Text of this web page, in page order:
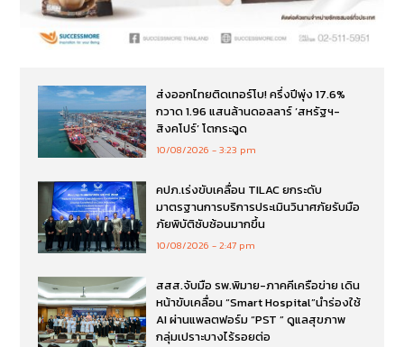
ส่งออกไทยติดเทอร์โบ! ครึ่งปีพุ่ง 17.6%
กวาด 1.96 แสนล้านดอลลาร์ ‘สหรัฐฯ-
สิงคโปร์’ โตกระฉูด
10/08/2026 3:23 pm
คปภ.เร่งขับเคลื่อน TILAC ยกระดับ
มาตรฐานการบริการประเมินวินาศภัยรับมือ
ภัยพิบัติซับซ้อนมากขึ้น
10/08/2026 2:47 pm
สสส.จับมือ รพ.พิมาย-ภาคคีเครือข่าย เดิน
หน้าขับเคลื่อน “Smart Hospital”นำร่องใช้
AI ผ่านแพลตฟอร์ม “PST ” ดูแลสุขภาพ
กลุ่มเปราะบางไร้รอยต่อ